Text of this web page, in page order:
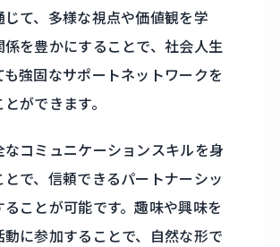
じて、多様な視点や価値観を学
係を豊かにすることで、社会人生
も強固なサポートネットワークを
ができます。
なコミュニケーションスキルを身
とで、信頼できるパートナーシッ
ることが可能です。趣味や興味を
動に参加することで、自然な形で